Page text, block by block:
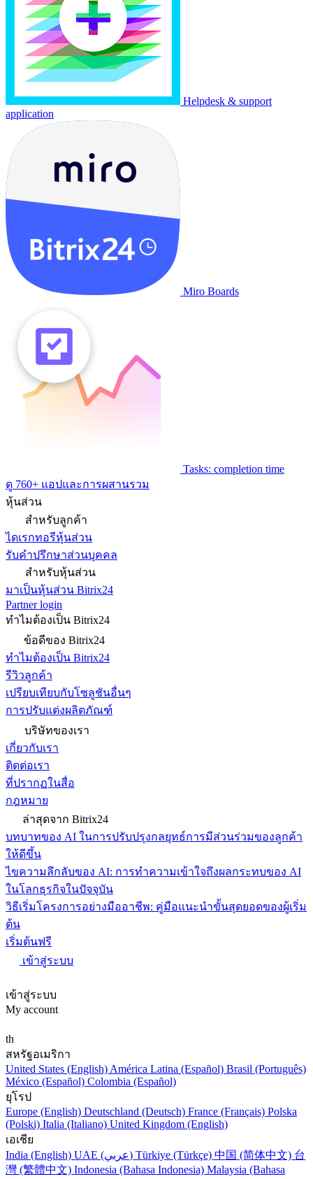
Helpdesk & support
application
Miro Boards
Tasks: completion time
ดู 760+ แอปและการผสานรวม
หุ้นส่วน
สำหรับลูกค้า
ไดเรกทอรีหุ้นส่วน
รับคำปรึกษาส่วนบุคคล
สำหรับหุ้นส่วน
มาเป็นหุ้นส่วน Bitrix24
Partner login
ทำไมต้องเป็น Bitrix24
ข้อดีของ Bitrix24
ทำไมต้องเป็น Bitrix24
รีวิวลูกค้า
เปรียบเทียบกับโซลูชันอื่นๆ
การปรับแต่งผลิตภัณฑ์
บริษัทของเรา
เกี่ยวกับเรา
ติดต่อเรา
ที่ปรากฏในสื่อ
กฎหมาย
ล่าสุดจาก Bitrix24
บทบาทของ AI ในการปรับปรุงกลยุทธ์การมีส่วนร่วมของลูกค้า
ให้ดีขึ้น
ไขความลึกลับของ AI: การทำความเข้าใจถึงผลกระทบของ AI
ในโลกธุรกิจในปัจจุบัน
วิธีเริ่มโครงการอย่างมืออาชีพ: คู่มือแนะนำขั้นสุดยอดของผู้เริ่ม
ต้น
เริ่มต้นฟรี
เข้าสู่ระบบ
เข้าสู่ระบบ
My account
th
สหรัฐอเมริกา
United States (English) América Latina (Español) Brasil (Português)
México (Español) Colombia (Español)
ยุโรป
Europe (English) Deutschland (Deutsch) France (Français) Polska
(Polski) Italia (Italiano) United Kingdom (English)
เอเชีย
India (English)
UAE (عربي) Türkiye (Türkçe) 中国 (简体中文) 台
灣 (繁體中文) Indonesia (Bahasa Indonesia) Malaysia (Bahasa